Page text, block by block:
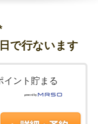
で行ないます
イント貯まる